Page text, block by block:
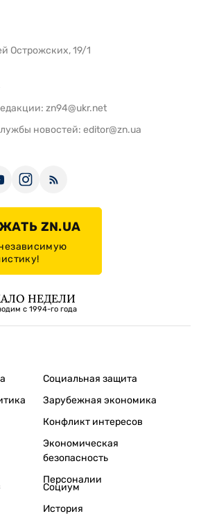
Острожских, 19/1
zn94@ukr.net
новостей: editor@zn.ua
ZN.UA
НЕДЕЛИ
с 1994-го года
Социальная защита
Зарубежная экономика
Конфликт интересов
Экономическая
безопасность
Персоналии
Социум
История